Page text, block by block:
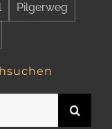
Pilgerweg